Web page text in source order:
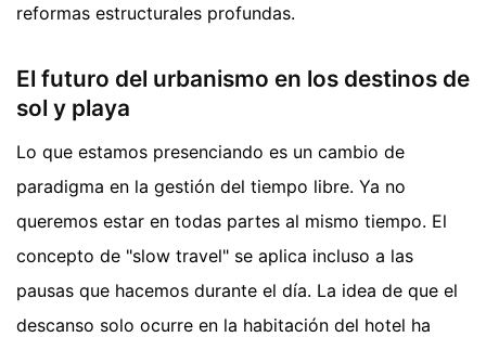
reformas estructurales profundas.
El futuro del urbanismo en los destinos de
sol y playa
Lo que estamos presenciando es un cambio de
paradigma en la gestión del tiempo libre. Ya no
queremos estar en todas partes al mismo tiempo. El
concepto de "slow travel" se aplica incluso a las
pausas que hacemos durante el día. La idea de que el
descanso solo ocurre en la habitación del hotel ha